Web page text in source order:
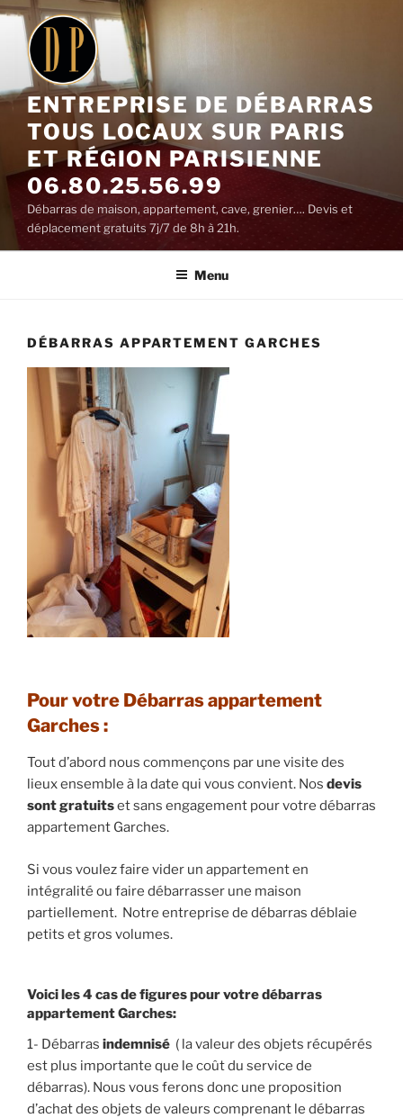
Aller
contenu
principal
ENTREPRISE DE DÉBARRAS
TOUS LOCAUX SUR PARIS
ET RÉGION PARISIENNE
06.80.25.56.99
Débarras de maison, appartement, cave, grenier…. Devis et
déplacement gratuits 7j/7 de 8h à 21h.
Menu
DÉBARRAS APPARTEMENT GARCHES
Pour votre Débarras appartement
Garches :
Tout d’abord nous commençons par une visite des
lieux ensemble à la date qui vous convient. Nos devis
sont gratuitset sans engagement pour votre débarras
appartement Garches.
Si vous voulez faire vider un appartement en
intégralité ou faire débarrasser une maison
partiellement. Notre entreprise de débarras déblaie
petits et gros volumes.
Voici les 4 cas de figures pour votre débarras
appartement Garches:
1- Débarras indemnisé ( la valeur des objets récupérés
est plus importante que le coût du service de
débarras). Nous vous ferons donc une proposition
d’achat des objets de valeurs comprenant le débarras